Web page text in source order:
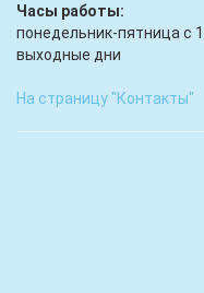
Часы работы:
понедельник-пятница с
выходные дни
На страницу "Контакты"